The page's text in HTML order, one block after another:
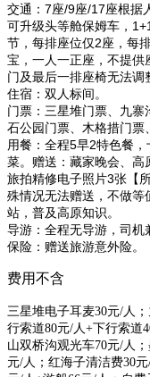
交通：7座/9座/17座根据
可升级头等舱保姆车，
节，每排座位仅2座，每
宝，一人一正座，不提
门及最后一排座椅无法调
住宿：双人标间。
门票：三星堆门票、九
石公园门票、木格措门票
用餐：全程5早2特色餐
菜。 赠送：藏家晚会、高
旅拍精修电子照片3张【
殊情况无法赠送，不做等
站，普及高原知识。
导游：全程无导游，司机
保险：赠送旅游意外险。
费用不含
三星堆电子耳麦30元/人；
行索道80元/人+下行索道
山双桥沟观光车70元/人；
元/人； 红海子清洁费30元